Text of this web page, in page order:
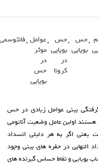
,حس
بویایی
,حس
بویایی
در
کرونا
,عوامل
موثر
در
حس
بویایی
,فانتوسمی
بینی عوامل زیادی در حس
هستند اولین عامل وضعیت آناتومی
یعنی اگر به هر دلیلی انسداد
التهابی در حفره های بینی وجود
بویایی و نقاط حساس گیرنده های